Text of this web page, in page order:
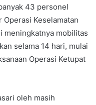
43 personel
Keselamatan
meningkatnya mobilitas
selama 14 hari, mulai
Operasi Ketupat
oleh masih